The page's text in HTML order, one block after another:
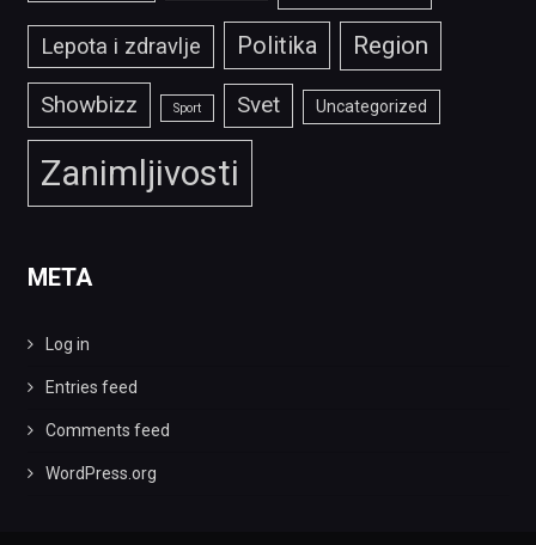
Lepota i zdravlje Politika Region
Showbizz Sport Svet Uncategorized
Zanimljivosti
META
Log in
Entries feed
Comments feed
WordPress.org